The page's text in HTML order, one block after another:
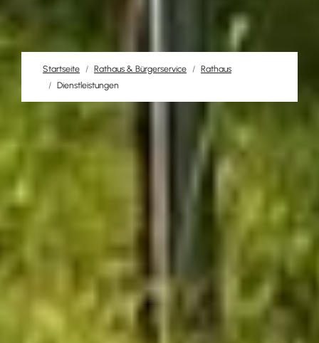
Startseite Rathaus & Bürgerservice
Rathaus
Dienstleistungen